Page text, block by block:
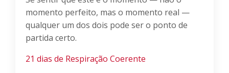
momento perfeito, mas o momento real —
qualquer um dos dois pode ser o ponto de
partida certo.
21 dias de Respiração Coerente